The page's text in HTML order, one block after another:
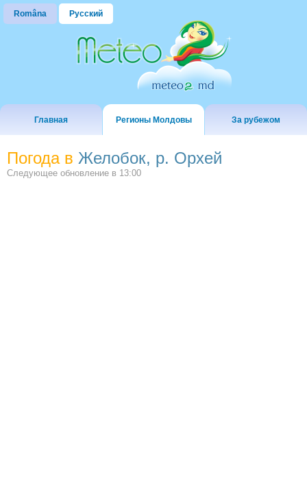
Româna Русский
Главная Регионы Молдовы За рубежом
Погода в Желобок, р. Орхей
Следующее обновление в 13:00